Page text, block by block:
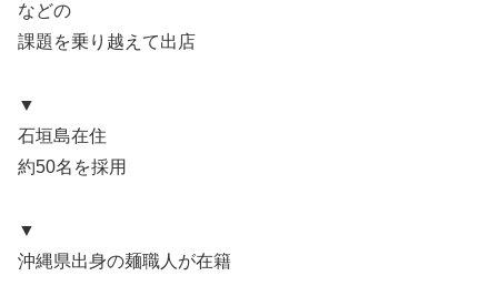
などの
課題を乗り越えて出店
▼
石垣島在住
約50名を採用
▼
沖縄県出身の麺職人が在籍